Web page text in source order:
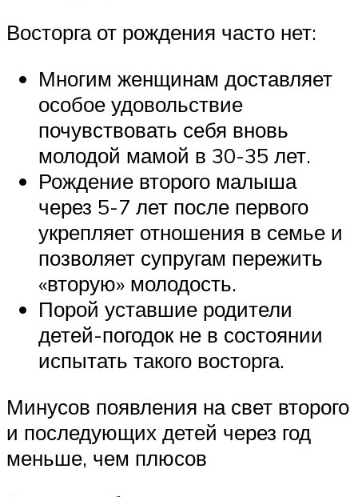
Восторга от рождения часто нет:
Многим женщинам доставляет
особое удовольствие
почувствовать себя вновь
молодой мамой в 30-35 лет.
Рождение второго малыша
через 5-7 лет после первого
укрепляет отношения в семье и
позволяет супругам пережить
«вторую» молодость.
Порой уставшие родители
детей-погодок не в состоянии
испытать такого восторга.
Минусов появления на свет второго
и последующих детей через год
меньше, чем плюсов